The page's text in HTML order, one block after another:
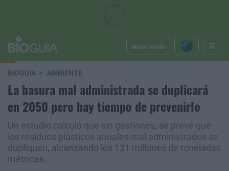
Iniciar sesión
BIOGUÍA AMBIENTE
La basura mal administrada se duplicará
en 2050 pero hay tiempo de prevenirlo
Un estudio calculó que sin gestiones, se prevé que
los residuos plásticos anuales mal administrados se
dupliquen, alcanzando los 121 millones de toneladas
métricas.